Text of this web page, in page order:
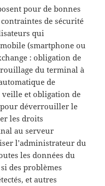
pour de bonnes
de sécurité
qui
(smartphone ou
: obligation de
du terminal à
de
veille et obligation de
pour déverrouiller le
les droits
au serveur
l’administrateur du
les données du
des problèmes
et autres